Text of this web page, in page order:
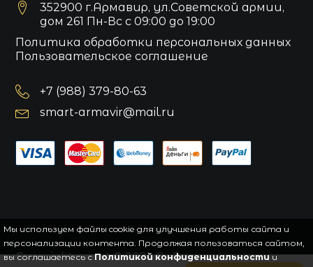
352900 г.Армавир, ул.Советской армии,
дом 261 Пн-Вс с 09:00 до 19:00
Политика обработки персональных данных
Пользовательское соглашение
+7 (988) 379-80-63
smart-armavir@mail.ru
Copyrightsmart© 2021.Сайт управляется
Мы используем файлы cookie для улучшения работы сайта и
персонализации контента. Продолжая пользоваться сайтом,
вы соглашаетесь сПолитикой конфиденциальностии